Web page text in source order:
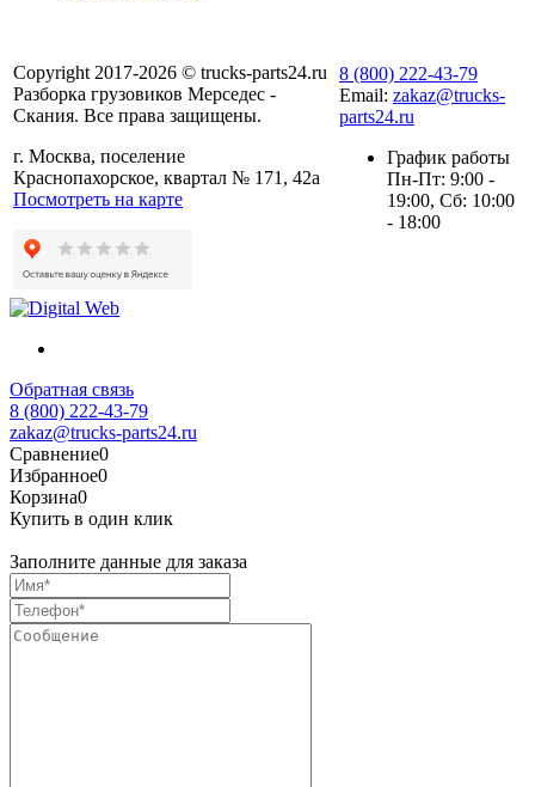
Copyright 2017-2026 © trucks-parts24.ru
Разборка грузовиков Мерседес -
Скания. Все права защищены.
г. Москва, поселение
Краснопахорское, квартал № 171, 42а
Посмотреть на карте
8 (800) 222-43-79
Email: zakaz@trucks-
parts24.ru
График работы
Пн-Пт: 9:00 -
19:00, Сб: 10:00
- 18:00
Обратная связь
8 (800) 222-43-79
zakaz@trucks-parts24.ru
Сравнение0
Избранное0
Корзина0
Купить в один клик
Заполните данные для заказа